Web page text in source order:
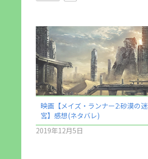
映画【メイズ・ランナー2:砂漠の迷
宮】感想(ネタバレ)
2019年12月5日